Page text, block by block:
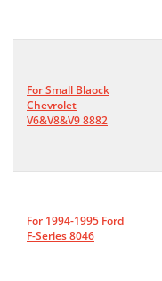
For Small Blaock
Chevrolet
V6&V8&V9 8882
For 1994-1995 Ford
F-Series 8046